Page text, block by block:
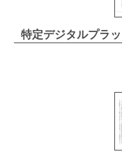
特定デジタルプラ